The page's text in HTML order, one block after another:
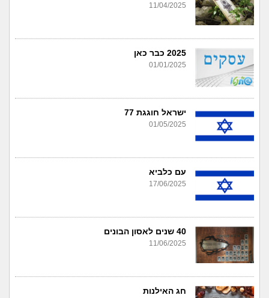
11/04/2025
2025 כבר כאן
01/01/2025
ישראל חוגגת 77
01/05/2025
עם כלביא
17/06/2025
40 שנים לאסון הבונים
11/06/2025
חג האילנות